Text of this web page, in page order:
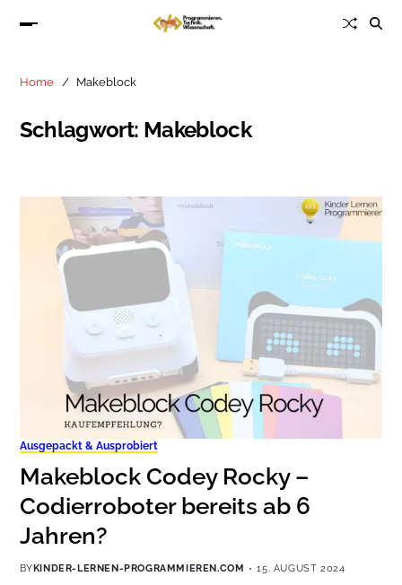
Home Makeblock
Schlagwort: Makeblock
Ausgepackt & Ausprobiert
Makeblock Codey Rocky –
Codierroboter bereits ab 6
Jahren?
BYKINDER-LERNEN-PROGRAMMIEREN.COM 15. AUGUST 2024